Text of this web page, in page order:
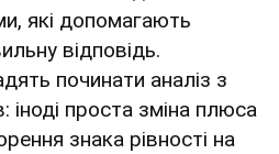
які допомагають
відповідь.
починати аналіз з
іноді проста зміна плюса
знака рівності на